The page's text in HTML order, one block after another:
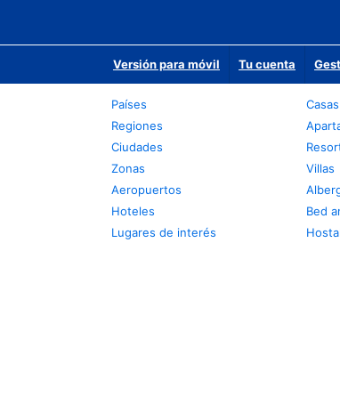
Versión para móvil Tu cuenta
Países
Regiones
Ciudades
Zonas
Aeropuertos
Hoteles
Lugares de interés
Casas
Villas
Bed